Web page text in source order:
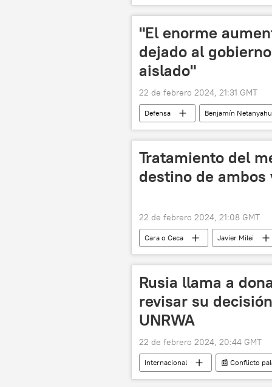
derechos humanos
"El enorme
dejado al
aislado"
22 de febrero 2024, 21:31 GMT
Defensa Benjamín Netanyahu
Washington
Hamás
Tratamiento del
destino de ambos
22 de febrero 2024, 21:08 GMT
Cara o Ceca Javier Milei
protestas
decreto
Rusia llama a
revisar su
UNRWA
22 de febrero 2024, 20:44 GMT
Internacional 📰 Conflicto
Palestina
Israel